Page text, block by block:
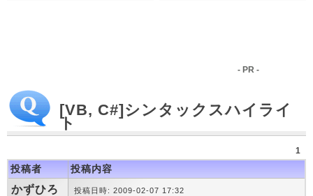
- PR -
[VB, C#]シンタックスハイライ
ト
1
投稿者 投稿内容
かずひろ
投稿日時: 2009-02-07 17:32